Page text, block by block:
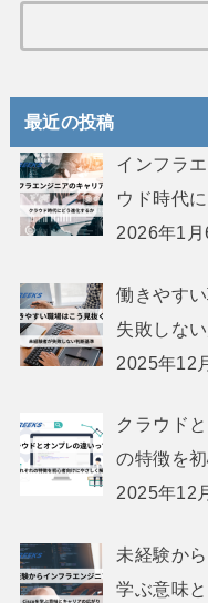
最近の投稿
インフラ
ウド時代
2026年1月
働きやす
失敗しな
2025年12
クラウド
の特徴を
2025年12
未経験か
学ぶ意味